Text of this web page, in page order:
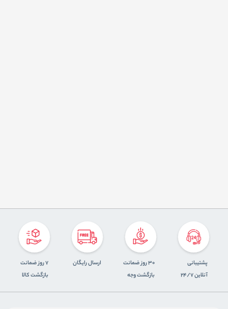
پشتیبانی
آنلاین 24/7
30 روز ضمانت
بازگشت وجه
ارسال رایگان
7 روز ضمانت
بازگشت کالا